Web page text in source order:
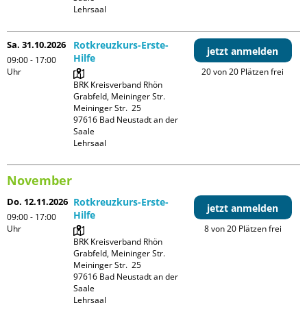
Lehrsaal
Sa. 31.10.2026
09:00 - 17:00
Uhr
Rotkreuzkurs-Erste-
Hilfe
BRK Kreisverband Rhön
Grabfeld, Meininger Str.
Meininger Str.  25
97616 Bad Neustadt an der
Saale
Lehrsaal
jetzt anmelden
20 von 20 Plätzen frei
November
Do. 12.11.2026
09:00 - 17:00
Uhr
Rotkreuzkurs-Erste-
Hilfe
BRK Kreisverband Rhön
Grabfeld, Meininger Str.
Meininger Str.  25
97616 Bad Neustadt an der
Saale
Lehrsaal
jetzt anmelden
8 von 20 Plätzen frei